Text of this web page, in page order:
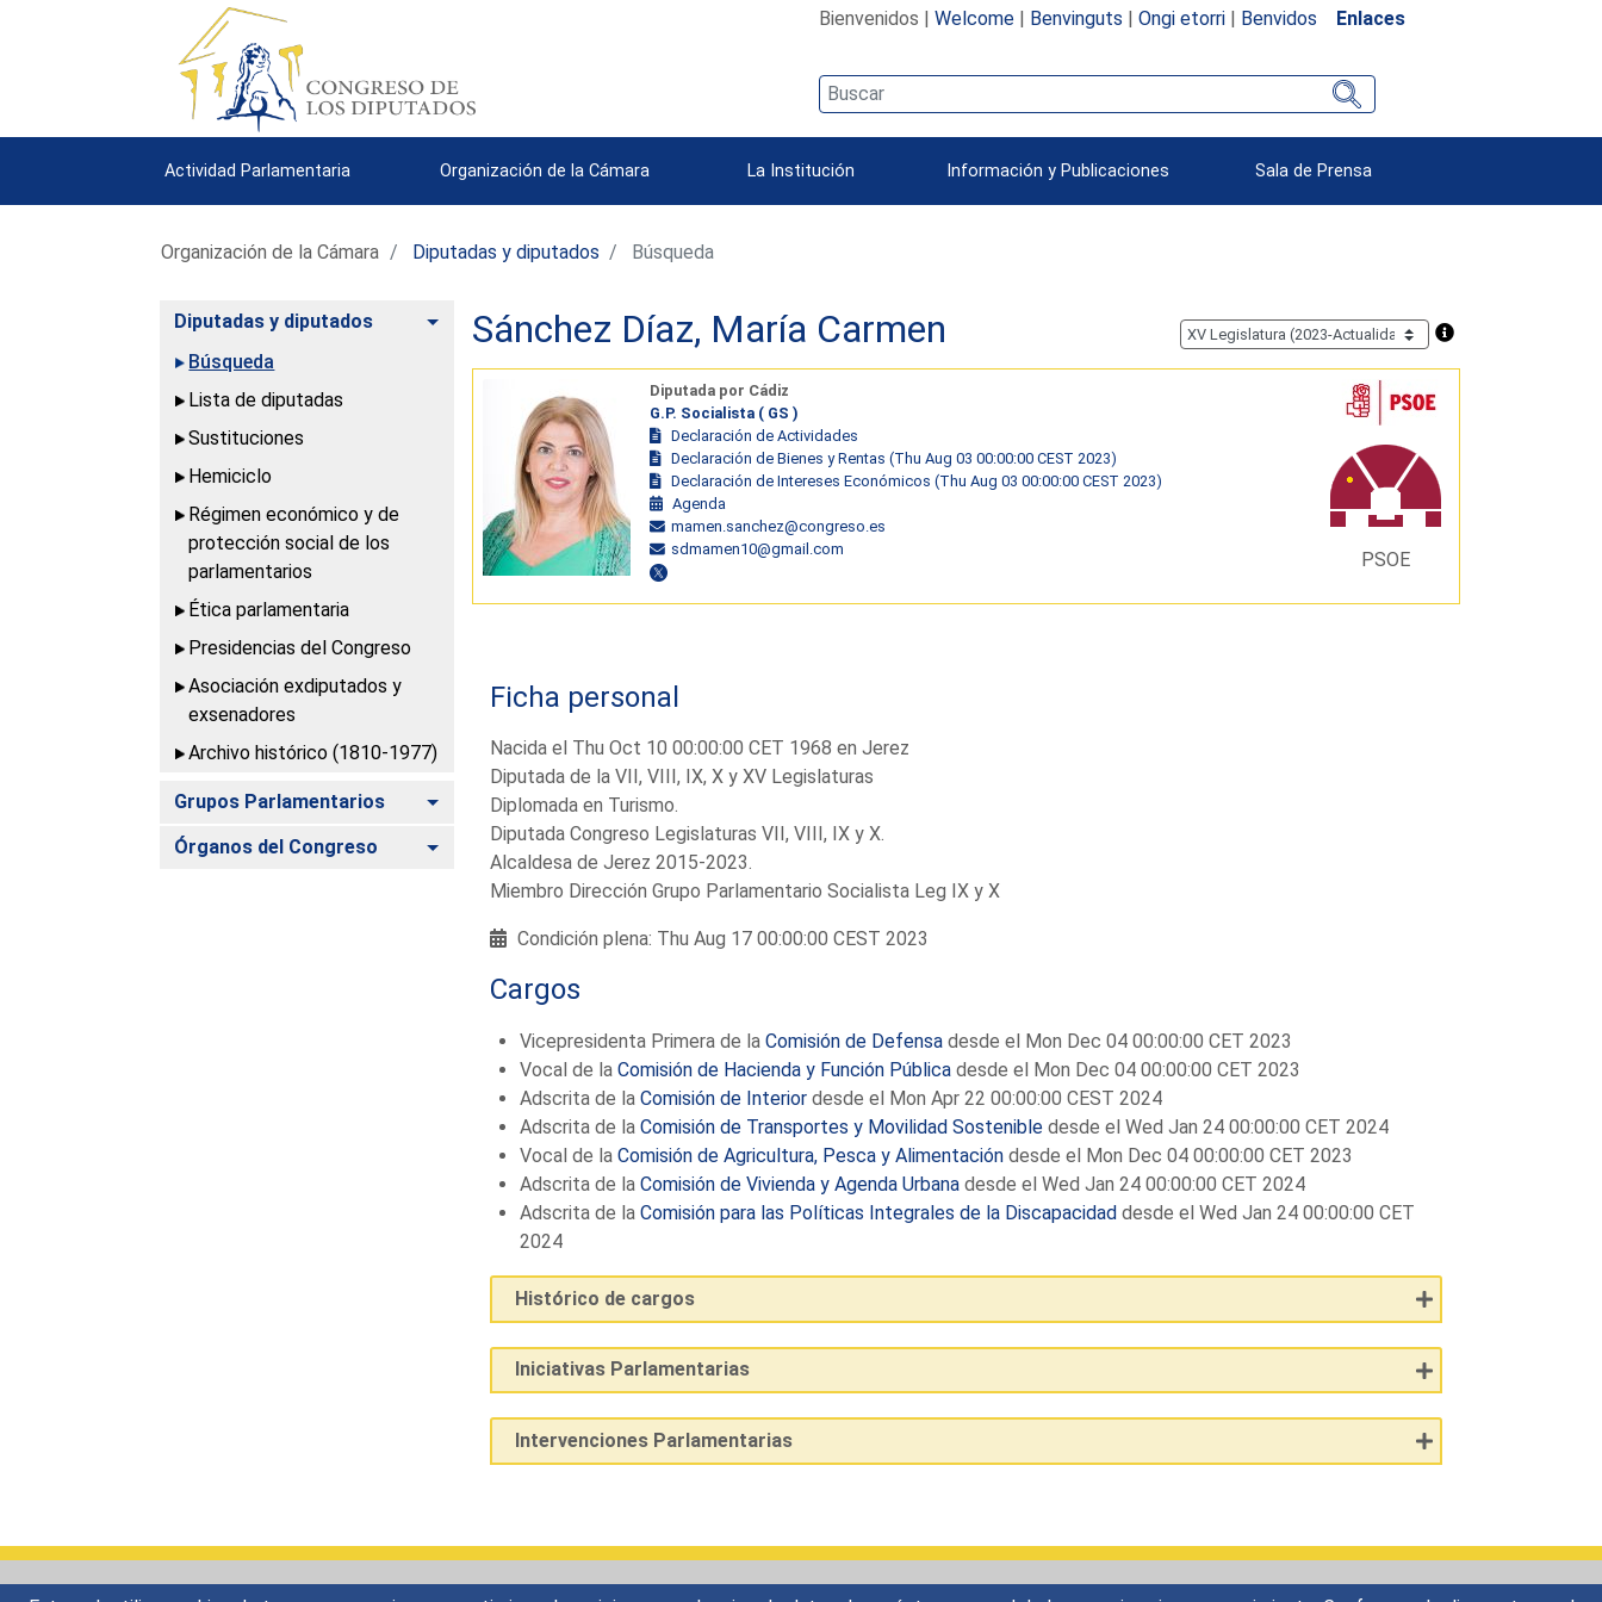
Bienvenidos | Welcome| Benvinguts | Ongi etorri| Benvidos Enlaces
Actividad Parlamentaria Organización de la Cámara La Institución Información y Publicaciones Sala de Prensa
Organización de la Cámara Diputadas y diputados Búsqueda
Diputadas y diputados
Alternar
Búsqueda
Lista de diputadas
Sustituciones
Hemiciclo
Régimen económico y de
protección social de los
parlamentarios
Ética parlamentaria
Presidencias del Congreso
Asociación exdiputados y
exsenadores
Archivo histórico (1810-1977)
Grupos Parlamentarios Alternar
Órganos del Congreso Alternar
Sánchez Díaz, María Carmen
Diputada por Cádiz
G.P. Socialista ( GS )
Declaración de Actividades
Declaración de Bienes y Rentas (Thu Aug 03 00:00:00 CEST 2023)
Declaración de Intereses Económicos (Thu Aug 03 00:00:00 CEST 2023)
Agenda
mamen.sanchez@congreso.es
sdmamen10@gmail.com
PSOE
Ficha personal
Nacida el Thu Oct 10 00:00:00 CET 1968 en Jerez
Diputada de la VII, VIII, IX, X y XV Legislaturas
Diplomada en Turismo.
Diputada Congreso Legislaturas VII, VIII, IX y X.
Alcaldesa de Jerez 2015-2023.
Miembro Dirección Grupo Parlamentario Socialista Leg IX y X
Condición plena: Thu Aug 17 00:00:00 CEST 2023
Cargos
Vicepresidenta Primera de la Comisión de Defensadesde el Mon Dec 04 00:00:00 CET 2023
Vocal de la Comisión de Hacienda y Función Públicadesde el Mon Dec 04 00:00:00 CET 2023
Adscrita de la Comisión de Interiordesde el Mon Apr 22 00:00:00 CEST 2024
Adscrita de la Comisión de Transportes y Movilidad Sostenibledesde el Wed Jan 24 00:00:00 CET 2024
Vocal de la Comisión de Agricultura, Pesca y Alimentacióndesde el Mon Dec 04 00:00:00 CET 2023
Adscrita de la Comisión de Vivienda y Agenda Urbanadesde el Wed Jan 24 00:00:00 CET 2024
Adscrita de la Comisión para las Políticas Integrales de la Discapacidaddesde el Wed Jan 24 00:00:00 CET
2024
Histórico de cargos
Iniciativas Parlamentarias
Intervenciones Parlamentarias